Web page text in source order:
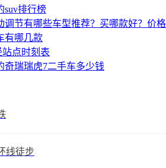
suv排行榜
调节有哪些车型推荐？买哪款好？价
有哪几款
站点时刻表
奇瑞瑞虎7二手车多少钱
线徒步